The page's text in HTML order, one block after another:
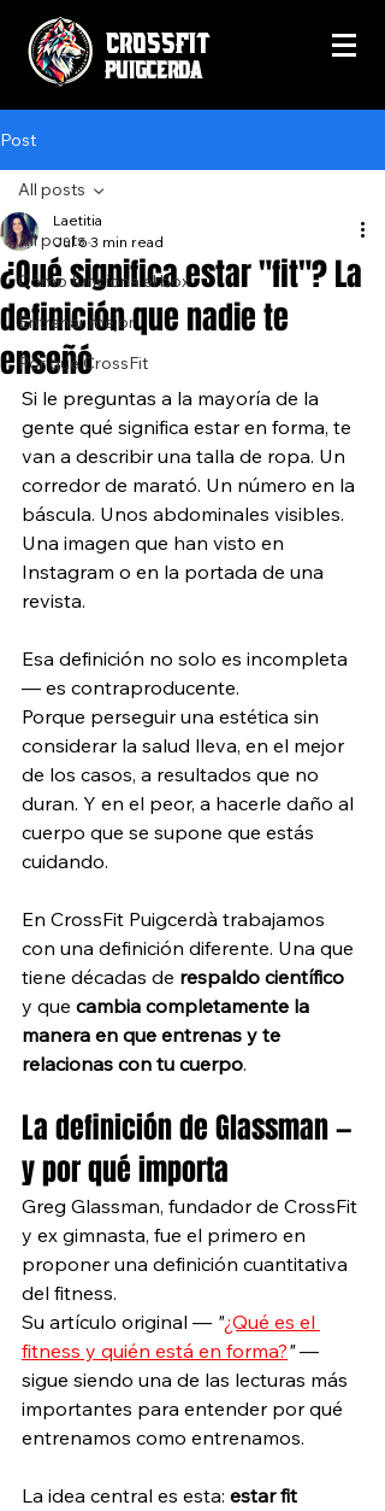
CrossFit
Puigcerda
Post
All posts
Cómo funciona el box
Entrenar mejor
Por qué CrossFit
All posts
¿Qué significa estar "fit"? La
definición que nadie te
enseñó
Laetitia
Jul 6 3 min read
Si le preguntas a la mayoría de la
gente qué significa estar en forma, te
van a describir una talla de ropa. Un
corredor de marató. Un número en la
báscula. Unos abdominales visibles.
Una imagen que han visto en
Instagram o en la portada de una
revista.
Esa definición no solo es incompleta
— es contraproducente.
Porque perseguir una estética sin
considerar la salud lleva, en el mejor
de los casos, a resultados que no
duran. Y en el peor, a hacerle daño al
cuerpo que se supone que estás
cuidando.
En CrossFit Puigcerdà trabajamos
con una definición diferente. Una que
tiene décadas de respaldo científico
y que cambia completamente la
manera en que entrenas y te
relacionas con tu cuerpo.
La definición de Glassman —
y por qué importa
Greg Glassman, fundador de CrossFit
y ex gimnasta, fue el primero en
proponer una definición cuantitativa
del fitness.
Su artículo original — "¿Qué es el
fitness y quién está en forma?" —
sigue siendo una de las lecturas más
importantes para entender por qué
entrenamos como entrenamos.
La idea central es esta: estar fit